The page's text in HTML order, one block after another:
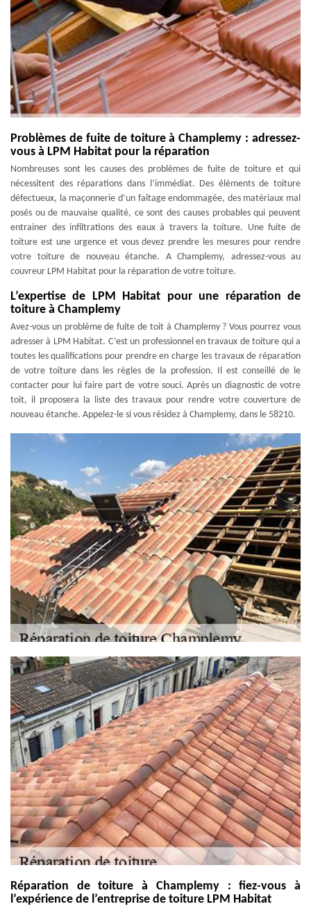
Problèmes de fuite de toiture à Champlemy : adressez-
vous à LPM Habitat pour la réparation
Nombreuses sont les causes des problèmes de fuite de toiture et qui
nécessitent des réparations dans l’immédiat. Des éléments de toiture
défectueux, la maçonnerie d’un faîtage endommagée, des matériaux mal
posés ou de mauvaise qualité, ce sont des causes probables qui peuvent
entrainer des infiltrations des eaux à travers la toiture. Une fuite de
toiture est une urgence et vous devez prendre les mesures pour rendre
votre toiture de nouveau étanche. A Champlemy, adressez-vous au
couvreur LPM Habitat pour la réparation de votre toiture.
L’expertise de LPM Habitat pour une réparation de
toiture à Champlemy
Avez-vous un problème de fuite de toit à Champlemy ? Vous pourrez vous
adresser à LPM Habitat. C’est un professionnel en travaux de toiture qui a
toutes les qualifications pour prendre en charge les travaux de réparation
de votre toiture dans les règles de la profession. Il est conseillé de le
contacter pour lui faire part de votre souci. Après un diagnostic de votre
toit, il proposera la liste des travaux pour rendre votre couverture de
nouveau étanche. Appelez-le si vous résidez à Champlemy, dans le 58210.
Réparation de toiture à Champlemy : fiez-vous à
l’expérience de l’entreprise de toiture LPM Habitat